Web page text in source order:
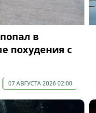
в
похудения с
07 АВГУСТА 2026 02:00